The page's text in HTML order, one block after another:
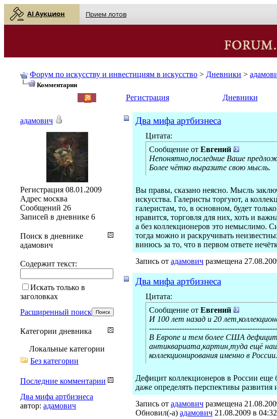
AI Аукцион Прием лотов
Форум по искусству и инвестициям в искусство > Дневники >
Комментарии
Регистрация Дневники
Два мифа артбизнеса
Цитата:
Сообщение от Евгений
Непонятно,последние Ваше
Более чётко выразите свою мысль.
Вы правы, сказано неясно. Мысль
искусства. Галеристы торгуют, а
галеристам, то, в основном, будет
нравится, торговля для них, хоть и
а без коллекционеров это немыслимо.
тогда можно и раскручивать
винюсь за то, что в первом ответе
Запись от адамович размещена
Два мифа артбизнеса
Цитата:
Сообщение от Евгений
И 100 лет назад и 20
В Европе и тем более США
антиквариата,картин,туда ещё
коллекционирования именно в России.
Дефицит коллекционеров в России еще
даже определять перспективы
Запись от адамович размещена
Обновил(-а) адамович 21.08.2009 в 04:32
адамович
Регистрация 08.01.2009
Адрес москва
Сообщений 26
Записей в дневнике 6
Поиск в дневнике
адамович
Содержит текст:
Искать только в
заголовках
Расширенный поиск
Категории дневника
Локальные категории
Без категории
Последние комментарии
Два мифа артбизнеса
автор: адамович